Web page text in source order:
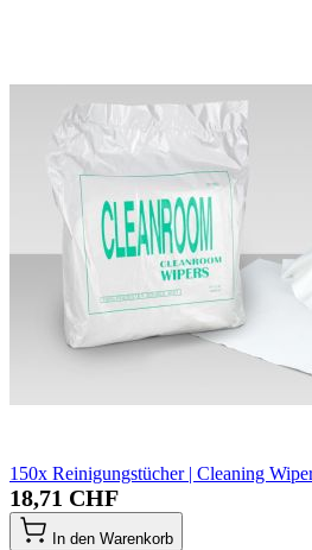
150x Reinigungstücher | Cleaning
18,71 CHF
In den Warenkorb